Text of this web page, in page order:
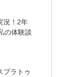
況！2年
の体験談
プラトゥ